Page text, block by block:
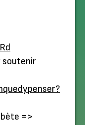
soutenir
=>